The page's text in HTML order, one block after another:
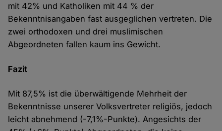
mit 42% und Katholiken mit 44 % der
Bekenntnisangaben fast ausgeglichen vertreten. Die
zwei orthodoxen und drei muslimischen
Abgeordneten fallen kaum ins Gewicht.
Fazit
Mit 87,5% ist die überwältigende Mehrheit der
Bekenntnisse unserer Volksvertreter religiös, jedoch
leicht abnehmend (-7,1%-Punkte). Angesichts der